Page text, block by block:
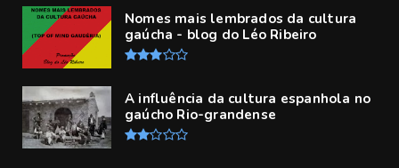
Nomes mais lembrados da cultura
gaúcha - blog do Léo Ribeiro
A influência da cultura espanhola no
gaúcho Rio-grandense